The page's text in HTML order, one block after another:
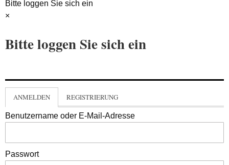
Bitte loggen Sie sich ein
×
Bitte loggen Sie sich ein
ANMELDEN REGISTRIERUNG
Benutzername oder E-Mail-Adresse
Passwort